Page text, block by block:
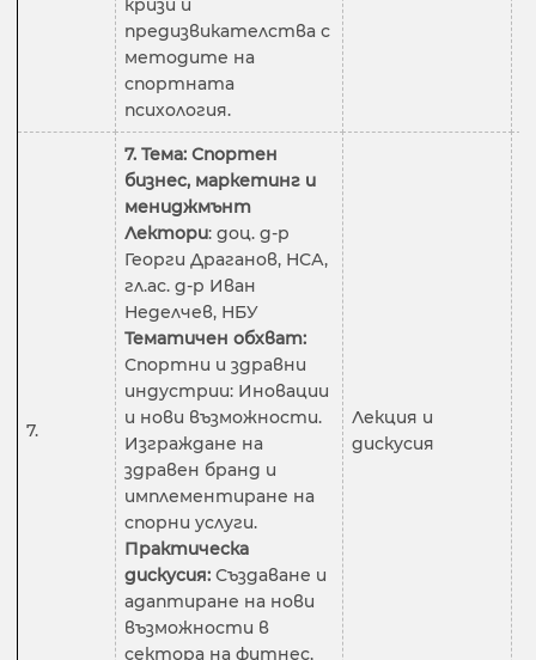
кризи и
предизвикателства с
методите на
спортната
психология.
7.
7. Тема: Спортен
бизнес, маркетинг и
мениджмънт
Лектори: доц. д-р
Георги Драганов, НСА,
гл.ас. д-р Иван
Неделчев, НБУ
Тематичен обхват:
Спортни и здравни
индустрии: Иновации
и нови възможности.
Изграждане на
здравен бранд и
имплементиране на
спорни услуги.
Практическа
дискусия: Създаване и
адаптиране на нови
възможности в
сектора на фитнес,
Лекция и
дискусия